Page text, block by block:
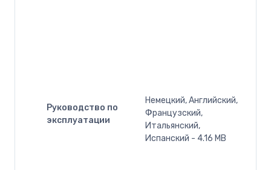
Руководство по
эксплуатации
Немецкий, Английский,
Французский,
Итальянский,
Испанский - 4.16 MB